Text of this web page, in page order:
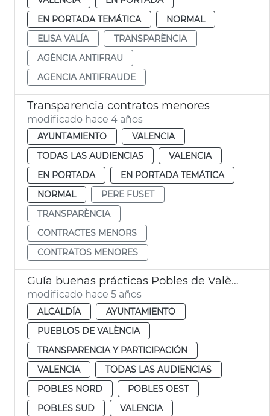
EN PORTADA TEMÁTICA
NORMAL
ELISA VALÍA
TRANSPARÈNCIA
AGÈNCIA ANTIFRAU
AGENCIA ANTIFRAUDE
Transparencia contratos menores
modificado hace 4 años
AYUNTAMIENTO
VALENCIA
TODAS LAS AUDIENCIAS
VALENCIA
EN PORTADA
EN PORTADA TEMÁTICA
NORMAL
PERE FUSET
TRANSPARÈNCIA
CONTRACTES MENORS
CONTRATOS MENORES
Guía buenas prácticas Pobles de València
modificado hace 5 años
ALCALDÍA
AYUNTAMIENTO
PUEBLOS DE VALÈNCIA
TRANSPARENCIA Y PARTICIPACIÓN
VALENCIA
TODAS LAS AUDIENCIAS
POBLES NORD
POBLES OEST
POBLES SUD
VALENCIA